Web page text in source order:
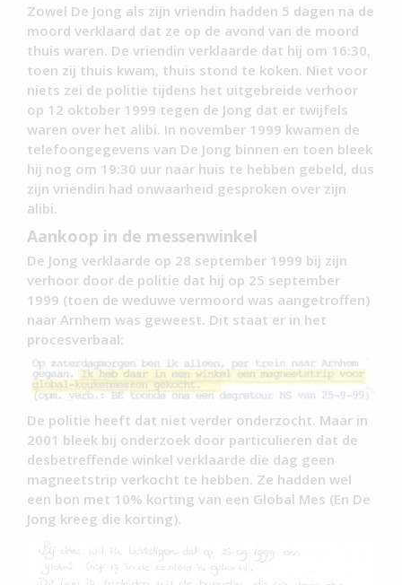
Zowel De Jong als zijn vriendin hadden 5 dagen na de
moord verklaard dat ze op de avond van de moord
thuis waren. De vriendin verklaarde dat hij om 16:30,
toen zij thuis kwam, thuis stond te koken. Niet voor
niets zei de politie tijdens het uitgebreide verhoor
op 12 oktober 1999 tegen de Jong dat er twijfels
waren over het alibi. In november 1999 kwamen de
telefoongegevens van De Jong binnen en toen bleek
hij nog om 19:30 uur naar huis te hebben gebeld, dus
zijn vriendin had onwaarheid gesproken over zijn
alibi.
Aankoop in de messenwinkel
De Jong verklaarde op 28 september 1999 bij zijn
verhoor door de politie dat hij op 25 september
1999 (toen de weduwe vermoord was aangetroffen)
naar Arnhem was geweest. Dit staat er in het
procesverbaal:
De politie heeft dat niet verder onderzocht. Maar in
2001 bleek bij onderzoek door particulieren dat de
desbetreffende winkel verklaarde die dag geen
magneetstrip verkocht te hebben. Ze hadden wel
een bon met 10% korting van een Global Mes (En De
Jong kreeg die korting).